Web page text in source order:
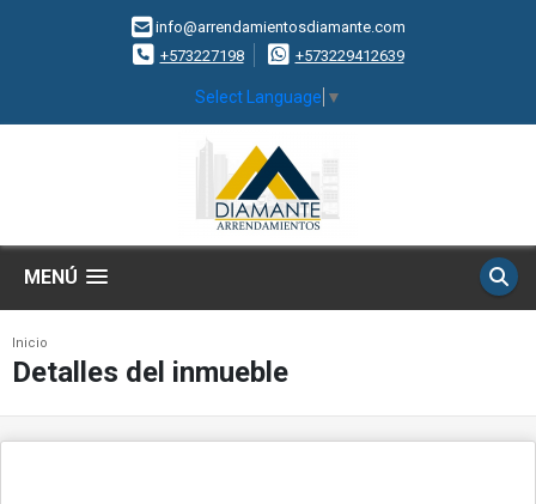
info@arrendamientosdiamante.com
+573227198
+573229412639
Select Language ▼
MENÚ
Inicio
Detalles del inmueble